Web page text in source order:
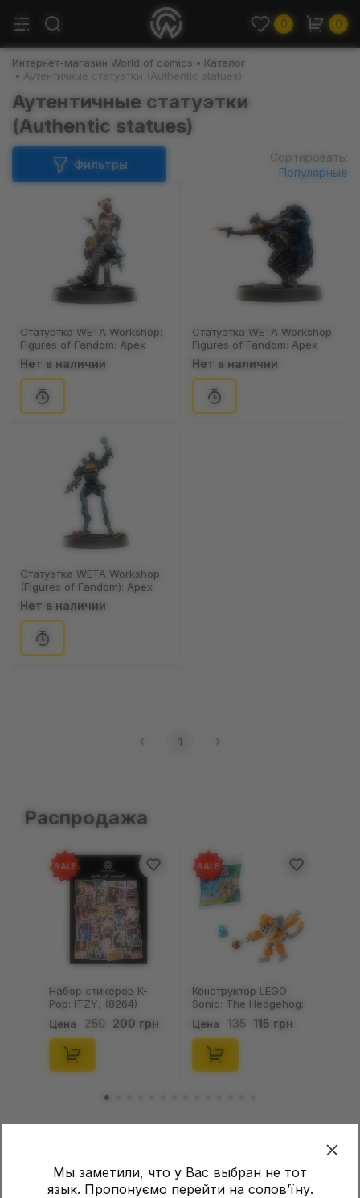
0 0
Мы заметили, что у Вас выбран не тот
язык. Пропонуємо перейти на соловʼїну.
Интернет-магазин World of comics
Каталог
Аутентичные статуэтки (Authentic statues)
Аутентичные статуэтки
(Authentic statues)
Фильтры
Сортировать:
Популярные
Статуэтка WETA Workshop:
Figures of Fandom: Apex
Legends: Lifeline, (71971)
Нет в наличии
Статуэтка WETA Workshop:
Figures of Fandom: Apex
Legends: Wraith, (71970)
Нет в наличии
Статуэтка WETA Workshop
(Figures of Fandom): Apex
Legends: Pathfinder, (71969)
Нет в наличии
1
Распродажа
SALE
Набор стикеров K-
Pop: ITZY, (8264)
Цена 250 200 грн
SALE
Конструктор LEGO:
Sonic: The Hedgehog:
Kiki's Coconut Attack:
Kiki and Flicky, (30676)
Цена 135 115 грн
Бесплатная доставка от 2000 грн